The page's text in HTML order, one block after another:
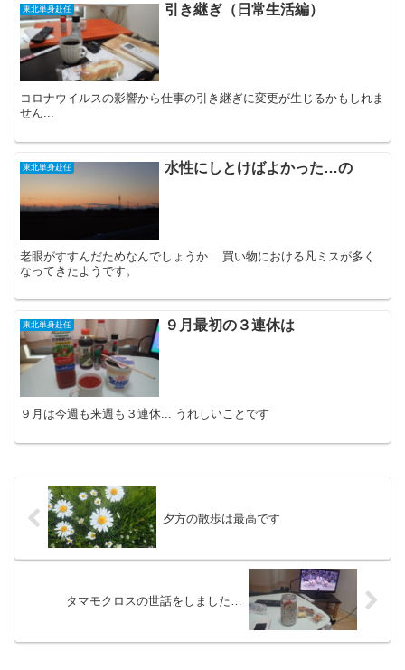
東北単身赴任 引き継ぎ（日常生活編）
コロナウイルスの影響から仕事の引き継ぎに変更が生じるかもしれま
せん...
東北単身赴任 水性にしとけばよかった…の
老眼がすすんだためなんでしょうか... 買い物における凡ミスが多く
なってきたようです。
東北単身赴任 ９月最初の３連休は
９月は今週も来週も３連休... うれしいことです
夕方の散歩は最高です
タマモクロスの世話をしました…